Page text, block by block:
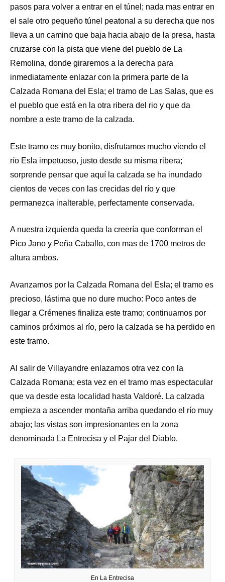
pasos para volver a entrar en el túnel; nada mas entrar en
el sale otro pequeño túnel peatonal a su derecha que nos
lleva a un camino que baja hacia abajo de la presa, hasta
cruzarse con la pista que viene del pueblo de La
Remolina, donde giraremos a la derecha para
inmediatamente enlazar con la primera parte de la
Calzada Romana del Esla; el tramo de Las Salas, que es
el pueblo que está en la otra ribera del rio y que da
nombre a este tramo de la calzada.
Este tramo es muy bonito, disfrutamos mucho viendo el
río Esla impetuoso, justo desde su misma ribera;
sorprende pensar que aquí la calzada se ha inundado
cientos de veces con las crecidas del río y que
permanezca inalterable, perfectamente conservada.
A nuestra izquierda queda la creería que conforman el
Pico Jano y Peña Caballo, con mas de 1700 metros de
altura ambos.
Avanzamos por la Calzada Romana del Esla; el tramo es
precioso, lástima que no dure mucho: Poco antes de
llegar a Crémenes finaliza este tramo; continuamos por
caminos próximos al río, pero la calzada se ha perdido en
este tramo.
Al salir de Villayandre enlazamos otra vez con la
Calzada Romana; esta vez en el tramo mas espectacular
que va desde esta localidad hasta Valdoré. La calzada
empieza a ascender montaña arriba quedando el río muy
abajo; las vistas son impresionantes en la zona
denominada La Entrecisa y el Pajar del Diablo.
En La Entrecisa